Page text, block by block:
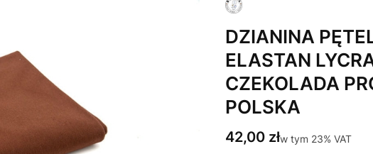
DZIANINA
ELASTAN
CZEKOLADA
POLSKA
Cena
42,00 złw tym 23% VAT
w tym 23% VAT